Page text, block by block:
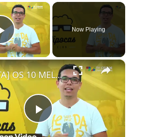
×
Play Video
Now Playing
×
Play
[LISTA] OS 10 MELHORES FILMES ORIGINAIS NETFLIX | #PipocasIndica